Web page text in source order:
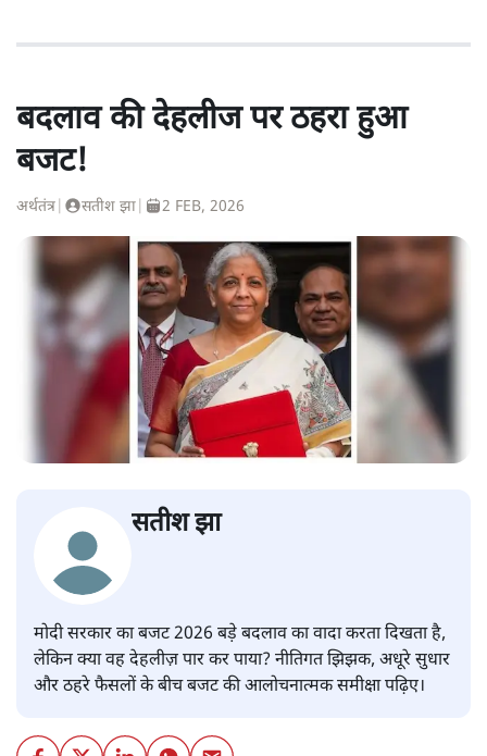
बदलाव की देहलीज पर ठहरा हुआ
बजट!
अर्थतंत्र सतीश झा 2 FEB, 2026
सतीश झा
मोदी सरकार का बजट 2026 बड़े बदलाव का वादा करता दिखता है,
लेकिन क्या वह देहलीज़ पार कर पाया? नीतिगत झिझक, अधूरे सुधार
और ठहरे फैसलों के बीच बजट की आलोचनात्मक समीक्षा पढ़िए।